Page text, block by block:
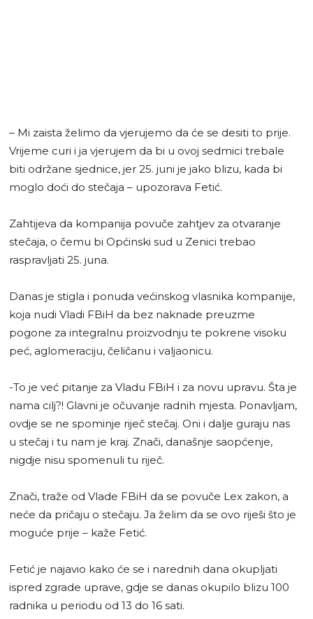
– Mi zaista želimo da vjerujemo da će se desiti to prije.
Vrijeme curi i ja vjerujem da bi u ovoj sedmici trebale
biti održane sjednice, jer 25. juni je jako blizu, kada bi
moglo doći do stečaja – upozorava Fetić.
Zahtijeva da kompanija povuče zahtjev za otvaranje
stečaja, o čemu bi Općinski sud u Zenici trebao
raspravljati 25. juna.
Danas je stigla i ponuda većinskog vlasnika kompanije,
koja nudi Vladi FBiH da bez naknade preuzme
pogone za integralnu proizvodnju te pokrene visoku
peć, aglomeraciju, čeličanu i valjaonicu.
-To je već pitanje za Vladu FBiH i za novu upravu. Šta je
nama cilj?! Glavni je očuvanje radnih mjesta. Ponavljam,
ovdje se ne spominje riječ stečaj. Oni i dalje guraju nas
u stečaj i tu nam je kraj. Znači, današnje saopćenje,
nigdje nisu spomenuli tu riječ.
Znači, traže od Vlade FBiH da se povuče Lex zakon, a
neće da pričaju o stečaju. Ja želim da se ovo riješi što je
moguće prije – kaže Fetić.
Fetić je najavio kako će se i narednih dana okupljati
ispred zgrade uprave, gdje se danas okupilo blizu 100
radnika u periodu od 13 do 16 sati.